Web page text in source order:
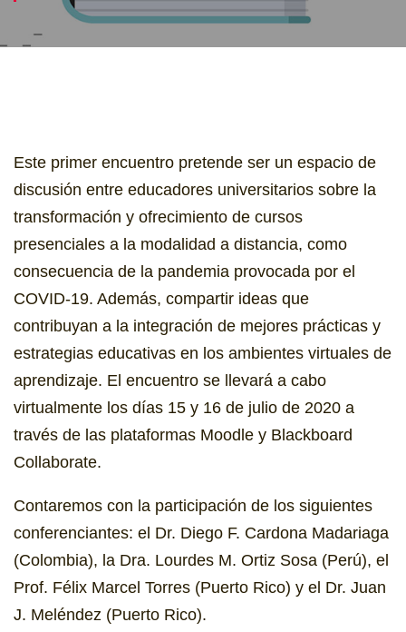
Este primer encuentro pretende ser un espacio de
discusión entre educadores universitarios sobre la
transformación y ofrecimiento de cursos
presenciales a la modalidad a distancia, como
consecuencia de la pandemia provocada por el
COVID-19. Además, compartir ideas que
contribuyan a la integración de mejores prácticas y
estrategias educativas en los ambientes virtuales de
aprendizaje. El encuentro se llevará a cabo
virtualmente los días 15 y 16 de julio de 2020 a
través de las plataformas Moodle y Blackboard
Collaborate.
Contaremos con la participación de los siguientes
conferenciantes: el Dr. Diego F. Cardona Madariaga
(Colombia), la Dra. Lourdes M. Ortiz Sosa (Perú), el
Prof. Félix Marcel Torres (Puerto Rico) y el Dr. Juan
J. Meléndez (Puerto Rico).